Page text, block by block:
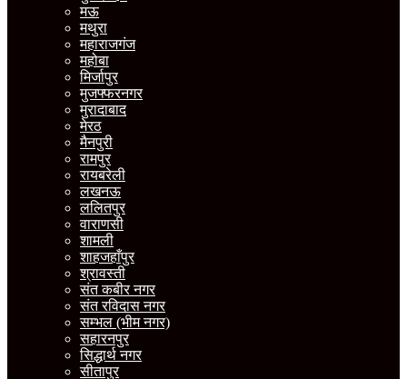
मऊ
मथुरा
महाराजगंज
महोबा
मिर्जापुर
मुजफ्फरनगर
मुरादाबाद
मेरठ
मैनपुरी
रामपुर
रायबरेली
लखनऊ
ललितपुर
वाराणसी
शामली
शाहजहाँपुर
श्रावस्ती
संत कबीर नगर
संत रविदास नगर
सम्भल (भीम नगर)
सहारनपुर
सिद्धार्थ नगर
सीतापुर